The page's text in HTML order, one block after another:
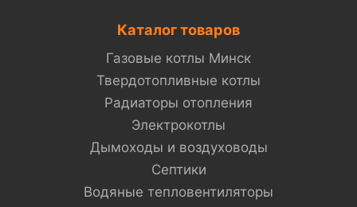
Каталог товаров
Газовые котлы Минск
Твердотопливные котлы
Радиаторы отопления
Электрокотлы
Дымоходы и воздуховоды
Септики
Водяные тепловентиляторы